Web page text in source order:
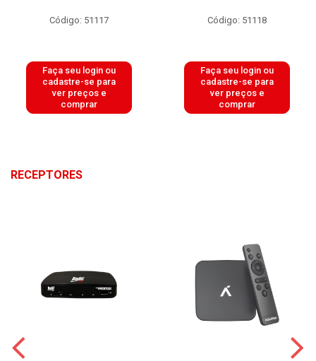
Código: 51117
Faça seu login ou
cadastre-se para
ver preços e
comprar
Código: 51118
Faça seu login ou
cadastre-se para
ver preços e
comprar
RECEPTORES